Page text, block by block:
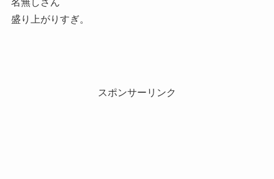
名無しさん
盛り上がりすぎ。
スポンサーリンク